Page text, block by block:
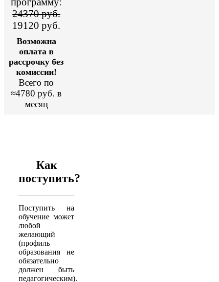
24370 руб.
19120 руб.
Возможна
оплата в
рассрочку без
комиссии!
Всего по
≈4780 руб. в
месяц
Как
поступить?
Поступить на
обучение может
любой
желающий
(профиль
образования не
обязательно
должен быть
педагогическим).